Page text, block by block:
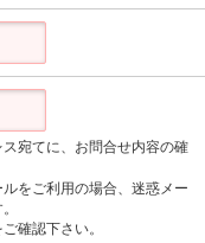
宛てに、お問合せ内容の確
をご利用の場合、迷惑メー
確認下さい。